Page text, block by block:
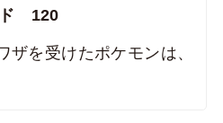
120
ザを受けたポケモンは、